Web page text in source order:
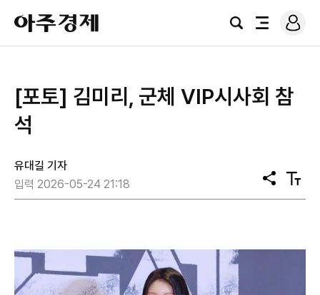
아
주
경
검
전
로
그
[포토] 김미리, 군체 VIP시사회 참
석
유대길 기자
입력 2026-05-24 21:18
공
유
텍
스